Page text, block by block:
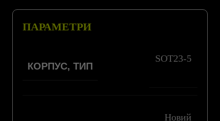
ПАРАМЕТРИ
КОРПУС, ТИП
SOT23-5
Новий